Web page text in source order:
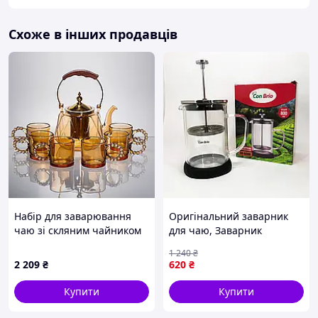
Схоже в інших продавців
Набір для заварювання
чаю зі скляним чайником
2 209 ₴
Купити
Оригінальний заварник
для чаю, Заварник
заварювальний чайник
для чаю чайники MD-81
620 ₴
1 240₴
Купити